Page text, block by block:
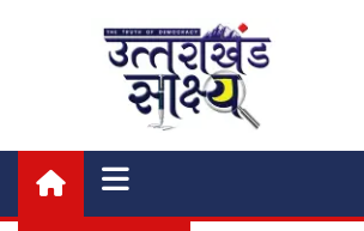
Uttarakhand
My News Portal